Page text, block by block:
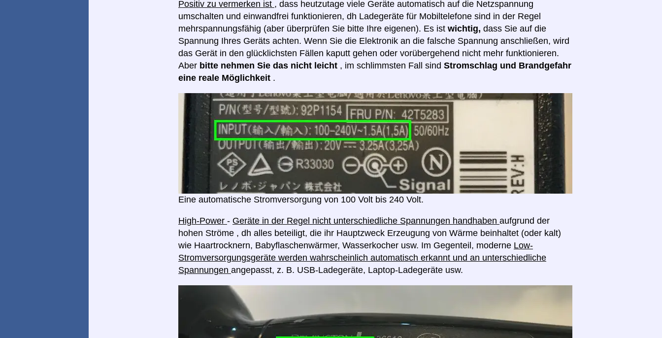
Positiv zu vermerken ist , dass heutzutage viele Geräte automatisch auf die Netzspannung
umschalten und einwandfrei funktionieren, dh Ladegeräte für Mobiltelefone sind in der Regel
mehrspannungsfähig (aber überprüfen Sie bitte Ihre eigenen). Es ist wichtig, dass Sie auf die
Spannung Ihres Geräts achten. Wenn Sie die Elektronik an die falsche Spannung anschließen, wird
das Gerät in den glücklichsten Fällen kaputt gehen oder vorübergehend nicht mehr funktionieren.
Aber bitte nehmen Sie das nicht leicht , im schlimmsten Fall sind Stromschlag und Brandgefahr
eine reale Möglichkeit .
Eine automatische Stromversorgung von 100 Volt bis 240 Volt.
High-Power - Geräte in der Regel nicht unterschiedliche Spannungen handhaben aufgrund der
hohen Ströme , dh alles beteiligt, die ihr Hauptzweck Erzeugung von Wärme beinhaltet (oder kalt)
wie Haartrocknern, Babyflaschenwärmer, Wasserkocher usw. Im Gegenteil, moderne Low-
Stromversorgungsgeräte werden wahrscheinlich automatisch erkannt und an unterschiedliche
Spannungen angepasst, z. B. USB-Ladegeräte, Laptop-Ladegeräte usw.